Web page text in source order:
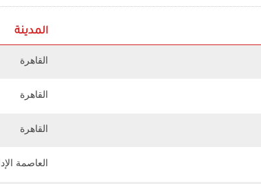
المدينة
القاهرة
القاهرة
القاهرة
العاصمة